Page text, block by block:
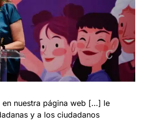
en nuestra página web […] le
y a los ciudadanos